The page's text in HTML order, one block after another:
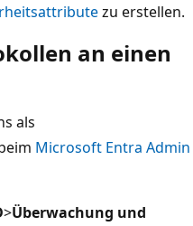
zu erstellen.
an einen
als
Microsoft Entra Admin
>Überwachung und